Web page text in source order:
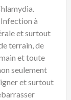
à
et surtout
terrain, de
et toute
seulement
et surtout